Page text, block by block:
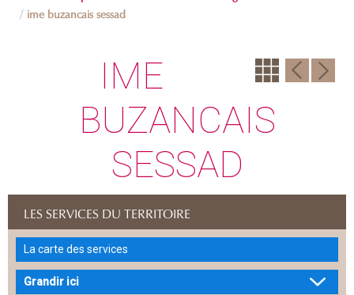
ime buzancais sessad
IME
BUZANCAIS
SESSAD
LES SERVICES DU TERRITOIRE
La carte des services
Grandir ici